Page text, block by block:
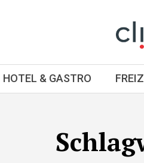
HOTEL & GASTRO